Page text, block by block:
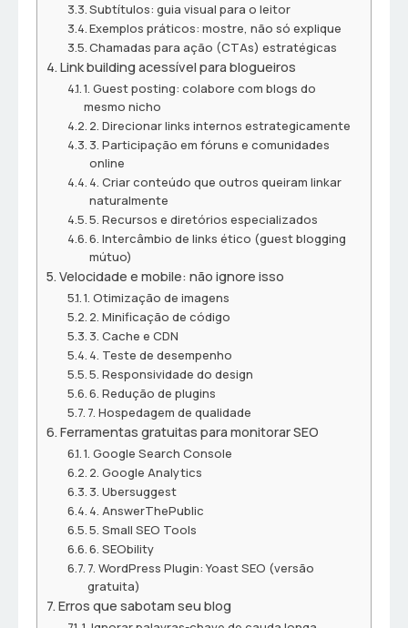
Subtítulos: guia visual para o leitor
Exemplos práticos: mostre, não só explique
Chamadas para ação (CTAs) estratégicas
Link building acessível para blogueiros
1. Guest posting: colabore com blogs do
mesmo nicho
2. Direcionar links internos estrategicamente
3. Participação em fóruns e comunidades
online
4. Criar conteúdo que outros queiram linkar
naturalmente
5. Recursos e diretórios especializados
6. Intercâmbio de links ético (guest blogging
mútuo)
Velocidade e mobile: não ignore isso
1. Otimização de imagens
2. Minificação de código
3. Cache e CDN
4. Teste de desempenho
5. Responsividade do design
6. Redução de plugins
7. Hospedagem de qualidade
Ferramentas gratuitas para monitorar SEO
1. Google Search Console
2. Google Analytics
3. Ubersuggest
4. AnswerThePublic
5. Small SEO Tools
6. SEObility
7. WordPress Plugin: Yoast SEO (versão
gratuita)
Erros que sabotam seu blog